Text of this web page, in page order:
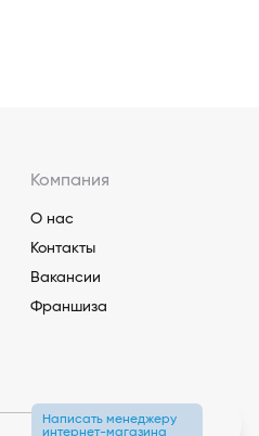
Компания
О нас
Контакты
Вакансии
Франшиза
Написать менеджеру
интернет-магазина